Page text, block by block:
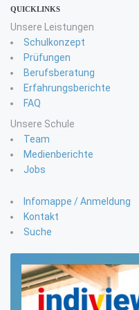
QUICKLINKS
Unsere Leistungen
Schulkonzept
Prüfungen
Berufsberatung
Erfahrungsberichte
FAQ
Unsere Schule
Team
Medienberichte
Jobs
Infomappe / Anmeldung
Kontakt
Suche